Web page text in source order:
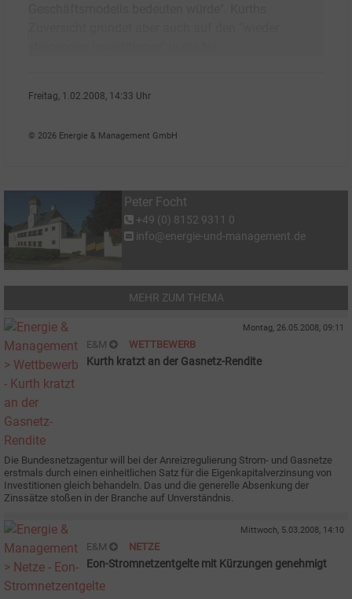
Freitag, 1.02.2008, 14:33 Uhr
© 2026 Energie & Management GmbH
Peter Focht
+49 (0) 8152 9311 0
info@energie-und-management.de
MEHR ZUM THEMA
Montag, 26.05.2008, 09:11
E&M WETTBEWERB
Kurth kratzt an der Gasnetz-Rendite
Die Bundesnetzagentur will bei der Anreizregulierung Strom- und Gasnetze
erstmals durch einen einheitlichen Satz für die Eigenkapitalverzinsung von
Investitionen gleich behandeln. Das und die generelle Absenkung der
Zinssätze stoßen in der Branche auf Unverständnis.
Mittwoch, 5.03.2008, 14:10
E&M NETZE
Eon-Stromnetzentgelte mit Kürzungen genehmigt